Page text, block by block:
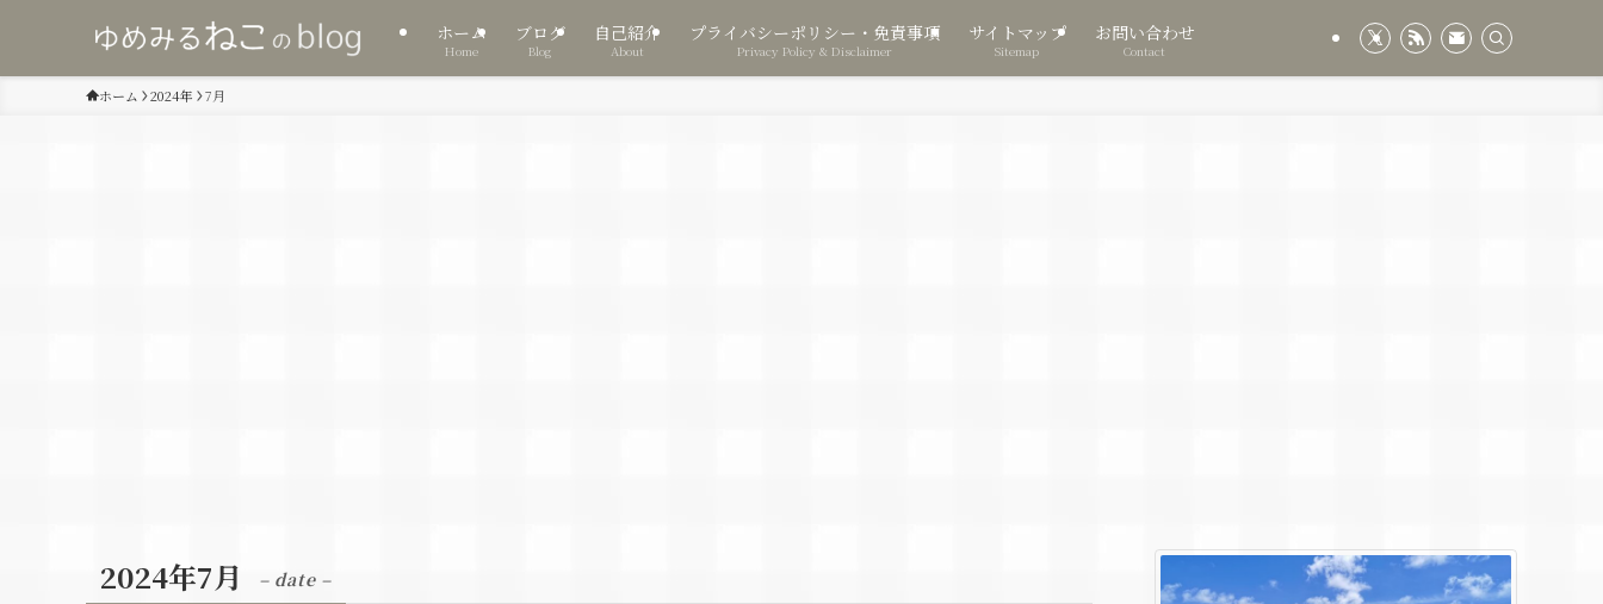
ホーム
Home
ブログ
Blog
自己紹介
About
プライバシーポリシー・免責事項
Privacy Policy & Disclaimer
サイトマップ
Sitemap
お問い合わせ
Contact
ホーム 2024年 7月
2024年7月 – date –